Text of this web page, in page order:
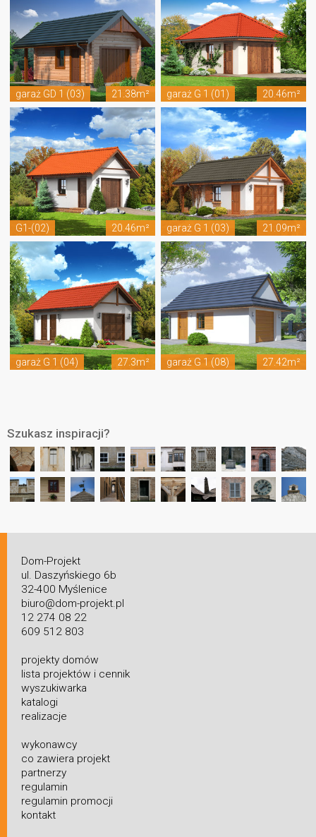
garaż GD 1 (03) 21.38m² garaż G 1 (01) 20.46m²
G1-(02) 20.46m² garaż G 1 (03) 21.09m²
garaż G 1 (04) 27.3m² garaż G 1 (08) 27.42m²
Szukasz inspiracji?
Dom-Projekt
ul. Daszyńskiego 6b
32-400 Myślenice
biuro@dom-projekt.pl
12 274 08 22
609 512 803
projekty domów
lista projektów i cennik
wyszukiwarka
katalogi
realizacje
wykonawcy
co zawiera projekt
partnerzy
regulamin
regulamin promocji
kontakt